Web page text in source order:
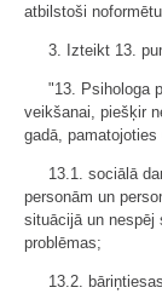
atbilstoši
3. Izteikt 13.
"13. Psihologa
veikšanai, piešķir
gadā, pamatojoties
13.1. sociālā
personām un
situācijā un nespēj
problēmas;
13.2.